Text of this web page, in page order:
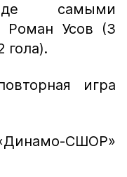
самыми
Роман Усов (3
гола).
игра
СШОР»